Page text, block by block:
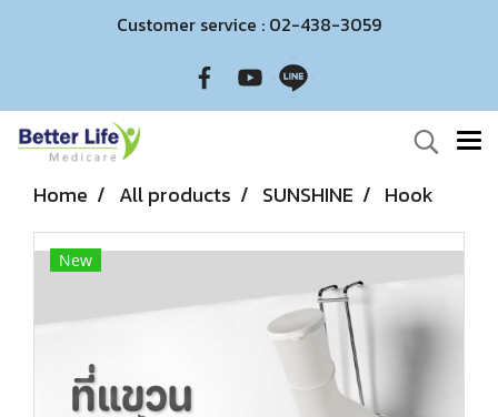
Customer service : 02-438-3059
Home All products SUNSHINE Hook
New